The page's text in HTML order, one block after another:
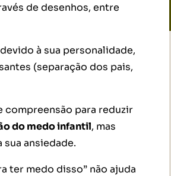
de desenhos, entre
à sua personalidade,
(separação dos pais,
compreensão para reduzir
do medo infantil, mas
ansiedade.
ter medo disso” não ajuda